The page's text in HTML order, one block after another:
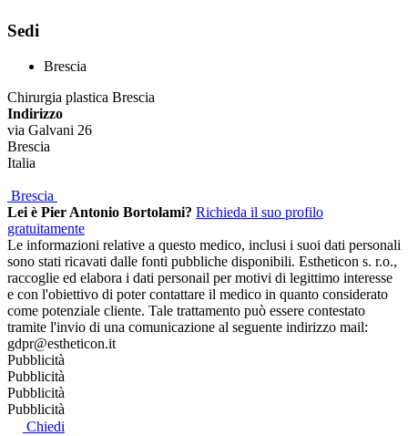
Sedi
Brescia
Chirurgia plastica Brescia
Indirizzo
via Galvani 26
Brescia
Italia
Brescia
Lei è Pier Antonio Bortolami? Richieda il suo profilo
gratuitamente
Le informazioni relative a questo medico, inclusi i suoi dati personali
sono stati ricavati dalle fonti pubbliche disponibili. Estheticon s. r.o.,
raccoglie ed elabora i dati personail per motivi di legittimo interesse
e con l'obiettivo di poter contattare il medico in quanto considerato
come potenziale cliente. Tale trattamento può essere contestato
tramite l'invio di una comunicazione al seguente indirizzo mail:
gdpr@estheticon.it
Pubblicità
Pubblicità
Pubblicità
Pubblicità
Chiedi